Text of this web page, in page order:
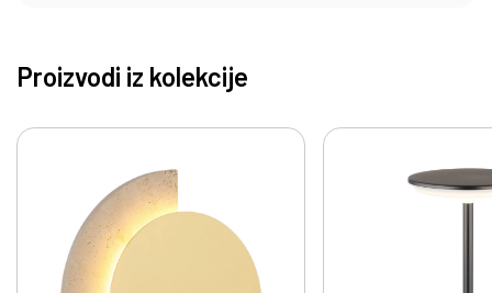
Proizvodi iz kolekcije